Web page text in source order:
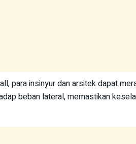
para insinyur dan arsitek dapat
beban lateral, memastikan